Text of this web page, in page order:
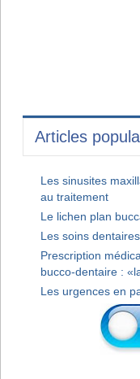
Articles
Les sinusites
au traitement
Le lichen plan
Les soins
Prescription
bucco-dentaire :
Les urgences en